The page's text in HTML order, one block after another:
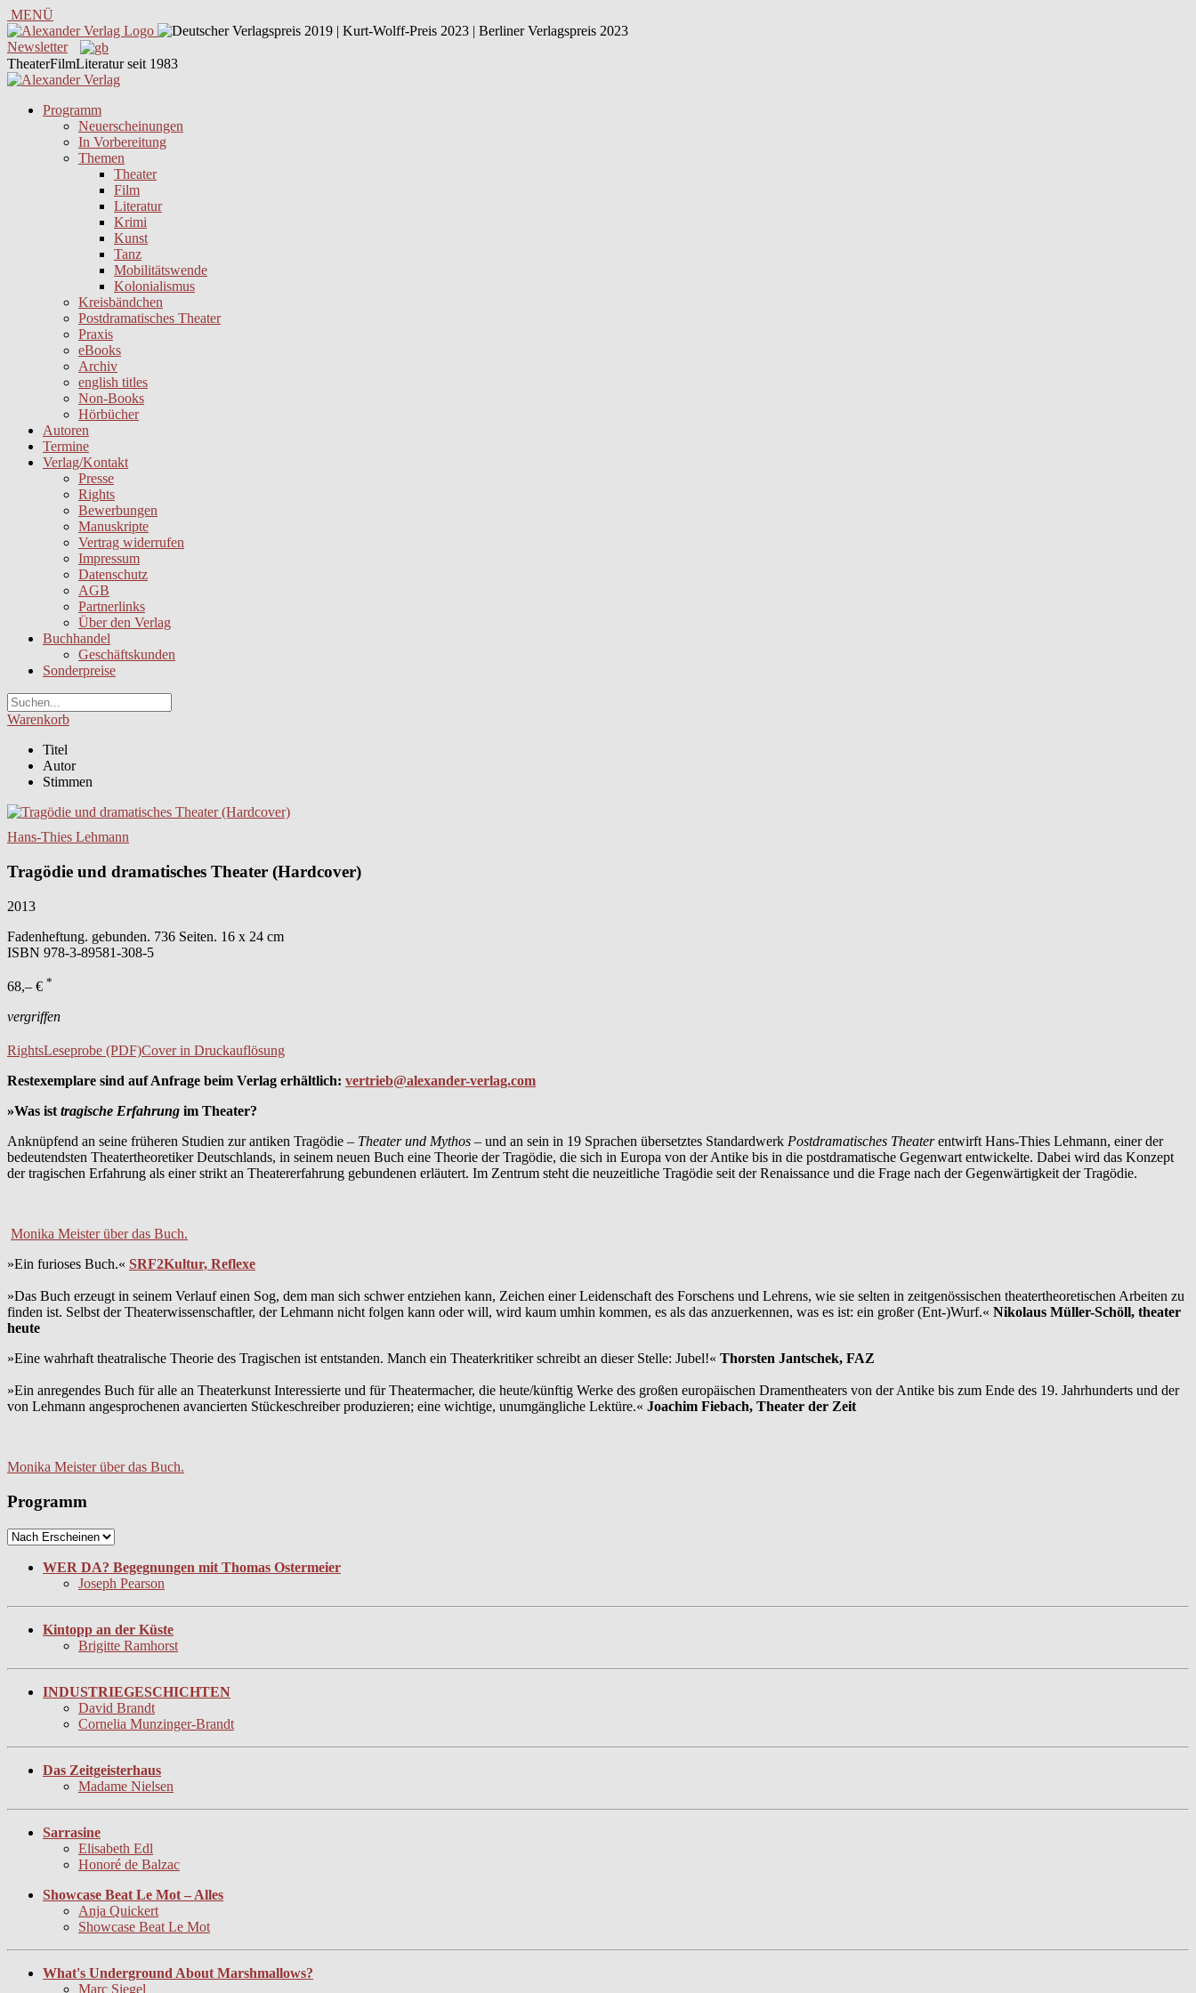
MENÜ
Newsletter
TheaterFilmLiteratur seit 1983
Programm
Neuerscheinungen
In Vorbereitung
Themen
Theater
Film
Literatur
Krimi
Kunst
Tanz
Mobilitätswende
Kolonialismus
Kreisbändchen
Postdramatisches Theater
Praxis
eBooks
Archiv
english titles
Non-Books
Hörbücher
Autoren
Termine
Verlag/Kontakt
Presse
Rights
Bewerbungen
Manuskripte
Vertrag widerrufen
Impressum
Datenschutz
AGB
Partnerlinks
Über den Verlag
Buchhandel
Geschäftskunden
Sonderpreise
Warenkorb
Titel
Autor
Stimmen
Hans-Thies Lehmann
Tragödie und dramatisches Theater (Hardcover)
2013
Fadenheftung. gebunden. 736 Seiten. 16 x 24 cm
ISBN 978-3-89581-308-5
68,– € *
vergriffen
RightsLeseprobe (PDF)Cover in Druckauflösung
Restexemplare sind auf Anfrage beim Verlag erhältlich: vertrieb@alexander-verlag.com
»Was ist tragische Erfahrung im Theater?
Anknüpfend an seine früheren Studien zur antiken Tragödie – Theater und Mythos – und an sein in 19 Sprachen übersetztes Standardwerk Postdramatisches Theaterentwirft Hans-Thies Lehmann, einer der
bedeutendsten Theatertheoretiker Deutschlands, in seinem neuen Buch eine Theorie der Tragödie, die sich in Europa von der Antike bis in die postdramatische Gegenwart entwickelte. Dabei wird das Konzept
der tragischen Erfahrung als einer strikt an Theatererfahrung gebundenen erläutert. Im Zentrum steht die neuzeitliche Tragödie seit der Renaissance und die Frage nach der Gegenwärtigkeit der Tragödie.
Monika Meister über das Buch.
»Ein furioses Buch.« SRF2Kultur, Reflexe
»Das Buch erzeugt in seinem Verlauf einen Sog, dem man sich schwer entziehen kann, Zeichen einer Leidenschaft des Forschens und Lehrens, wie sie selten in zeitgenössischen theatertheoretischen Arbeiten zu
finden ist. Selbst der Theaterwissenschaftler, der Lehmann nicht folgen kann oder will, wird kaum umhin kommen, es als das anzuerkennen, was es ist: ein großer (Ent-)Wurf.« Nikolaus Müller-Schöll, theater
heute
»Eine wahrhaft theatralische Theorie des Tragischen ist entstanden. Manch ein Theaterkritiker schreibt an dieser Stelle: Jubel!« Thorsten Jantschek, FAZ
»Ein anregendes Buch für alle an Theaterkunst Interessierte und für Theatermacher, die heute/künftig Werke des großen europäischen Dramentheaters von der Antike bis zum Ende des 19. Jahrhunderts und der
von Lehmann angesprochenen avancierten Stückeschreiber produzieren; eine wichtige, unumgängliche Lektüre.« Joachim Fiebach, Theater der Zeit
Monika Meister über das Buch.
Programm
WER DA? Begegnungen mit Thomas Ostermeier
Joseph Pearson
Kintopp an der Küste
Brigitte Ramhorst
INDUSTRIEGESCHICHTEN
David Brandt
Cornelia Munzinger-Brandt
Das Zeitgeisterhaus
Madame Nielsen
Sarrasine
Elisabeth Edl
Honoré de Balzac
Showcase Beat Le Mot – Alles
Anja Quickert
Showcase Beat Le Mot
What's Underground About Marshmallows?
Marc Siegel